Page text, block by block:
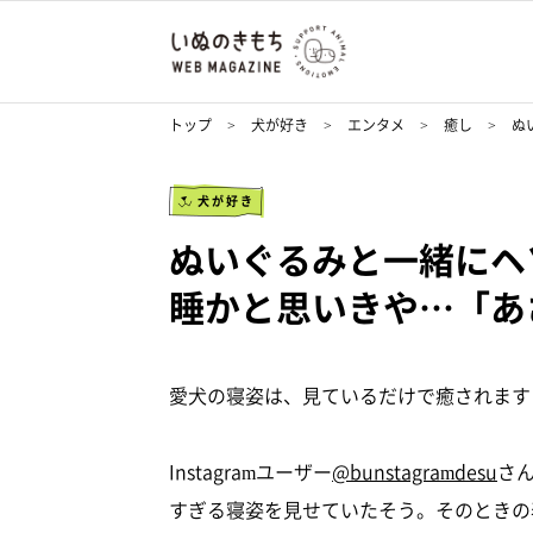
トップ 犬が好き エンタメ 癒し ぬ
犬が好き
ぬいぐるみと一緒に
睡かと思いきや…「
愛犬の寝姿は、見ているだけで癒されま
Instagramユーザー@bunstagramdesuさ
すぎる寝姿を見せていたそう。そのとき